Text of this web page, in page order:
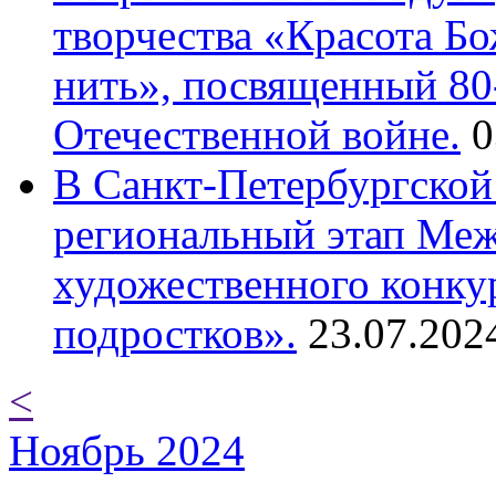
творчества «Красота
нить», посвященный
Отечественной войне.
В Санкт-
региональный этап
художественного
подростков».
<
Ноябрь 2024